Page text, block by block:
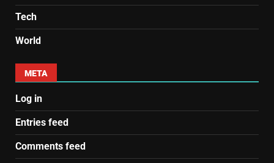
Tech
World
META
Log in
Entries feed
Comments feed